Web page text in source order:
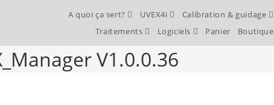
A quoi ça sert? UVEX4i
Calibration & guidage
Traitements
Logiciels Panier Boutique
V1.0.0.36